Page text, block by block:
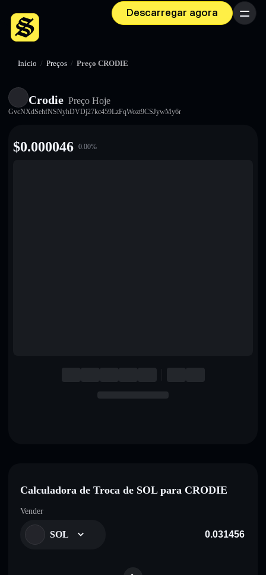
Descarregar agora Menu
Início / Preços / Preço CRODIE
Crodie Preço Hoje
GvcNXdSehfNSNyhDVDj27kc459LzFqWozt9CSJywMy6r
$0.000046 0.00%
Calculadora de Troca de SOL para CRODIE
Vender
SOL